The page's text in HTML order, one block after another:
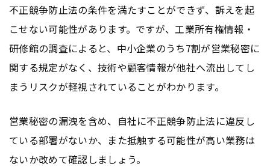
不正競争防止法の条件を満たすことができず、訴えを起
こせない可能性があります。ですが、工業所有権情報・
研修館の調査によると、中小企業のうち7割が営業秘密に
関する規定がなく、技術や顧客情報が他社へ流出してし
まうリスクが軽視されていることがわかります。
営業秘密の漏洩を含め、自社に不正競争防止法に違反し
ている部署がないか、また抵触する可能性が高い業務は
ないか改めて確認しましょう。